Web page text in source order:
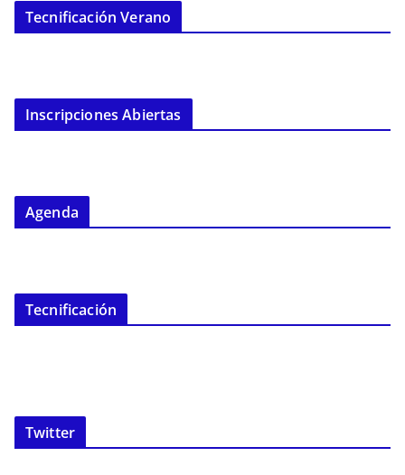
Tecnificación Verano
Inscripciones Abiertas
Agenda
Tecnificación
Twitter